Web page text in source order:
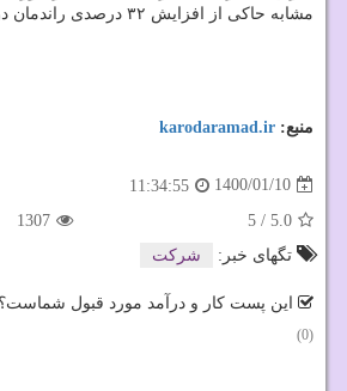
مشابه حاکی از افزایش ۳۲ درصدی راندمان در میان کارکنان بود.
منبع: karodaramad.ir
1400/01/10
11:34:55
5.0
/
5
1307
تگهای خبر:
شركت
این پست کار و درآمد مورد قبول شماست؟
(0)